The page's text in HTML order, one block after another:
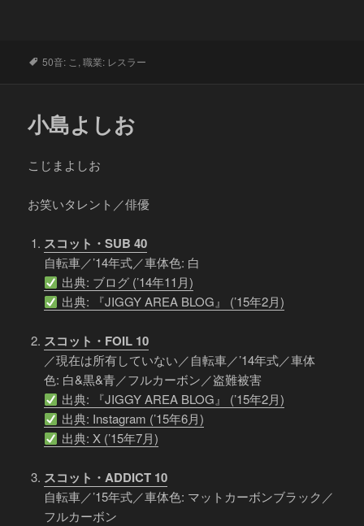
タ
50音: こ ,職業: レスラー
小島よしお
こじまよしお
お笑いタレント／俳優
スコット・SUB 40
自転車／’14年式／車体色: 白
出典: ブログ (’14年11月)
出典: 『JIGGY AREA BLOG』 (’15年2月)
スコット・FOIL 10
／現在は所有していない／自転車／’14年式／車体
色: 白&黒&青／フルカーボン／盗難被害
出典: 『JIGGY AREA BLOG』 (’15年2月)
出典: Instagram (’15年6月)
出典: X (’15年7月)
スコット・ADDICT 10
自転車／’15年式／車体色: マットカーボンブラック／
フルカーボン